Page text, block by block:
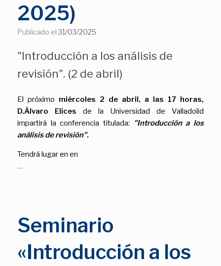
2025)
Publicado el31/03/2025
"Introducción a los análisis de
revisión". (2 de abril)
El próximo miércoles 2 de abril, a las 17 horas,
D.Álvaro Elices de la Universidad de Valladolid
impartirá la conferencia titulada:
"Introducción a los
análisis de revisión".
Tendrá lugar en en
…
Seminario
«Introducción a los